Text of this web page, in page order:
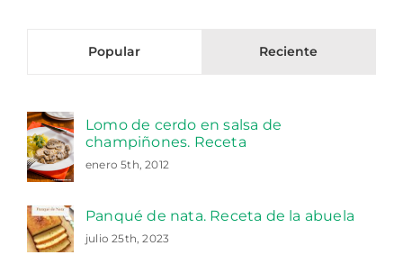
Popular Reciente
Lomo de cerdo en salsa de
champiñones. Receta
enero 5th, 2012
Panqué de nata. Receta de la abuela
julio 25th, 2023